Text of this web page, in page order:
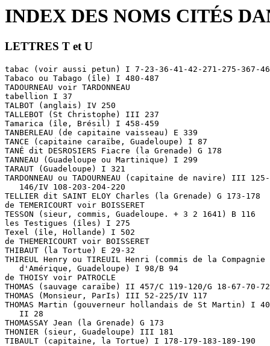
INDEX DES NOMS CITÉS
LETTRES T et U
tabac (voir aussi petun) I 7-23-36-41-42-271-275-367-
Tabaco ou Tabago (île) I 480-487
TADOURNEAU voir TARDONNEAU
tabellion I 37
TALBOT (anglais) IV 250
TALLEBOT (St Christophe) III 237
Tamarica (île, Brésil) I 458-459
TANBERLEAU (de capitaine vaisseau) E 339
TANCE (capitaine caraïbe, Guadeloupe) I 87
TANÉ dit DESROSIERS Fiacre (la Grenade) G 178
TANNEAU (Guadeloupe ou Martinique) I 299
TARAUT (Guadeloupe) I 321
TARDONNEAU ou TADOURNEAU (capitaine de navire) III
   146/IV 108-203-204-220
TELLIER dit SAINT ELOY Charles (la Grenade) G 173-178
de TEMERICOURT voir BOISSERET
TESSON (sieur, commis, Guadeloupe. + 3 2 1641) B 116
les Testigues (îles) I 275
Texel (île, Hollande) I 502
de THEMERICOURT voir BOISSERET
THIBAUT (la Tortue) E 29-32
THIREUL Henry ou TIREUIL Henri (commis de la
   d'Amérique, Guadeloupe) I 98/B 94
de THOISY voir PATROCLE
THOMAS (sauvage caraïbe) II 457/C 119-120/G 18-67-70-72
THOMAS (Monsieur, ParIs) III 52-225/IV 117
THOMAS Martin (gouverneur hollandais de St Martin) I
   II 28
THOMASSAY Jean (la Grenade) G 173
THONIER (sieur, Guadeloupe) III 181
TIBAULT (capitaine, la Tortue) I 178-179-183-189-190